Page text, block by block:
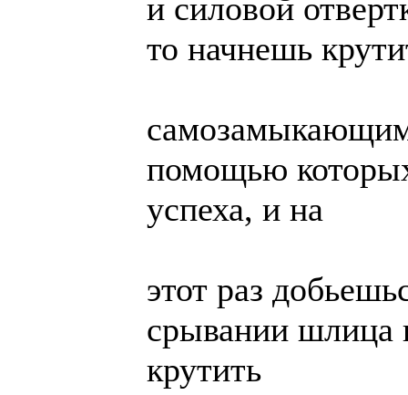
и силовой
то начнешь
помощью
успеха, и на
этот раз
срывании шлица
крутить